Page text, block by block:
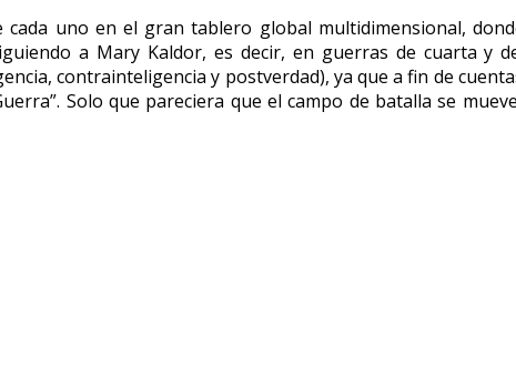
uno en el gran tablero global multidimensional,
a Mary Kaldor, es decir, en guerras de cuarta y
contrainteligencia y postverdad), ya que a fin de
Solo que pareciera que el campo de batalla se